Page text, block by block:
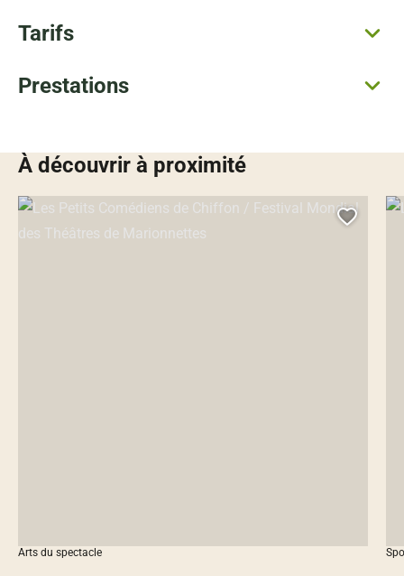
Tarifs
Prestations
À découvrir à proximité
Arts du spectacle
Les Petits Comédiens de Chiffon / Festival Mondial des Théâtres La